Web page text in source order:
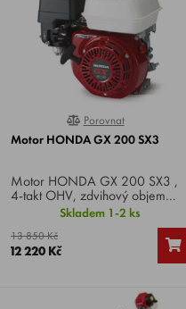
0%
Porovnat
Motor HONDA GX 200 SX3
Motor HONDA GX 200 SX3 ,
4-takt OHV, zdvihový objem
196 cm3, výkon 5,5 HP.
Specifikace SX3.
Skladem 1-2 ks
13 850 Kč
12 220 Kč